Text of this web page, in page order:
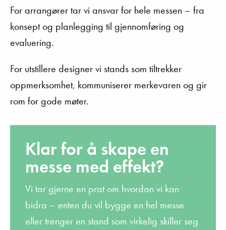
For arrangører tar vi ansvar for hele messen – fra
konsept og planlegging til gjennomføring og
evaluering.
For utstillere designer vi stands som tiltrekker
oppmerksomhet, kommuniserer merkevaren og gir
rom for gode møter.
Klar for å skape en
messe med effekt?
Vi tar gjerne en pratom hvordan vi kan
bidra – enten du vil bygge en hel messe
ellertrenger en stand som virkelig skiller seg